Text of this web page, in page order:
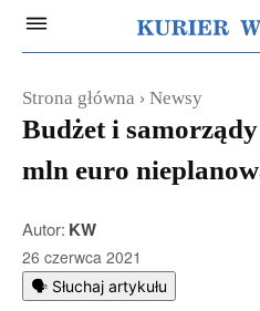
Strona główna Newsy
Budżet i
mln euro
Autor: KW
26 czerwca 2021
🗣️ Słuchaj artykułu